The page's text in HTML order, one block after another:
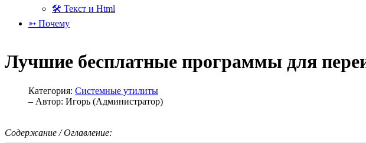
🛠 Текст и Html
➳ Почему
Лучшие бесплатные программы для
Категория: Системные утилиты
– Автор: Игорь (Администратор)
Содержание / Оглавление: